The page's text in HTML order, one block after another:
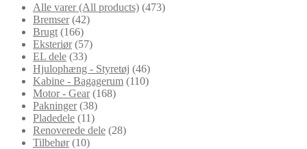
Alle varer (All products) (473)
Bremser (42)
Brugt (166)
Eksteriør (57)
EL dele (33)
Hjulophæng - Styretøj (46)
Kabine - Bagagerum (110)
Motor - Gear (168)
Pakninger (38)
Pladedele (11)
Renoverede dele (28)
Tilbehør (10)